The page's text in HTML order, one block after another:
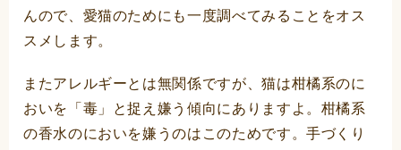
んので、愛猫のためにも一度調べてみることをオス
スメします。
またアレルギーとは無関係ですが、猫は柑橘系のに
おいを「毒」と捉え嫌う傾向にありますよ。柑橘系
の香水のにおいを嫌うのはこのためです。手づくり